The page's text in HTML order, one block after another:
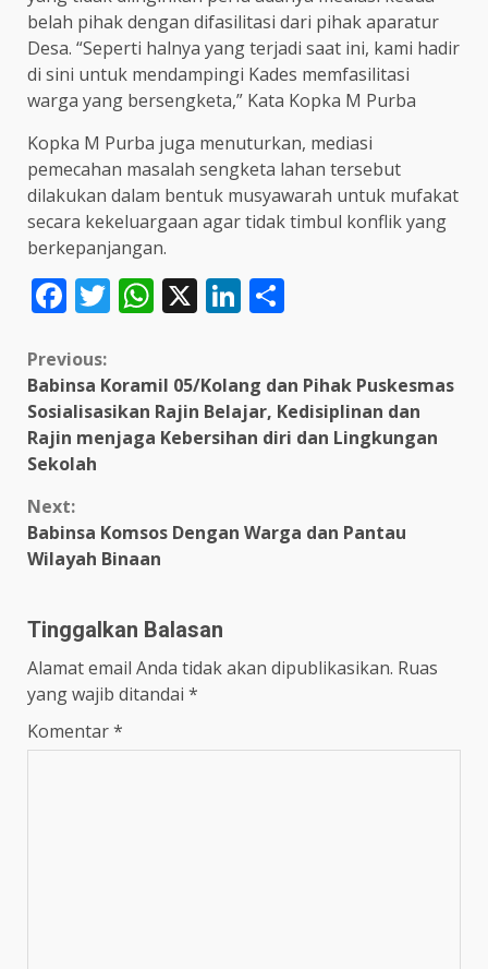
belah pihak dengan difasilitasi dari pihak aparatur
Desa. “Seperti halnya yang terjadi saat ini, kami hadir
di sini untuk mendampingi Kades memfasilitasi
warga yang bersengketa,” Kata Kopka M Purba
Kopka M Purba juga menuturkan, mediasi
pemecahan masalah sengketa lahan tersebut
dilakukan dalam bentuk musyawarah untuk mufakat
secara kekeluargaan agar tidak timbul konflik yang
berkepanjangan.
Facebook
Twitter
WhatsApp
X LinkedIn
Continue
Reading
Previous:
Babinsa Koramil 05/Kolang dan Pihak Puskesmas
Sosialisasikan Rajin Belajar, Kedisiplinan dan
Rajin menjaga Kebersihan diri dan Lingkungan
Sekolah
Next:
Babinsa Komsos Dengan Warga dan Pantau
Wilayah Binaan
Tinggalkan Balasan
Alamat email Anda tidak akan dipublikasikan. Ruas
yang wajib ditandai *
Komentar*